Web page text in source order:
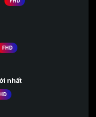
FHD
nhất